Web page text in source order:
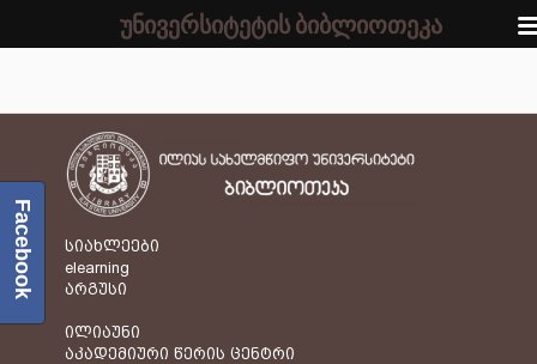
სიახლეები
elearning
არგუსი
ილიაუნი
აკადემიური წერის ცენტრი
Facebook
უნივერსიტეტის ბიბლიოთეკა